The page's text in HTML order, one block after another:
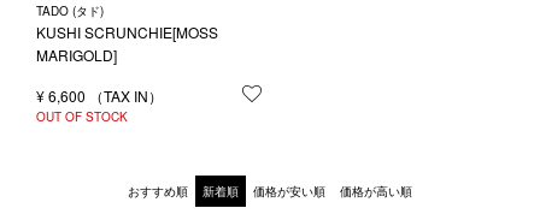
TADO (タド)
KUSHI SCRUNCHIE[MOSS
MARIGOLD]
¥6,600
OUT OF STOCK
おすすめ順 新着順 価格が安い順 価格が高い順